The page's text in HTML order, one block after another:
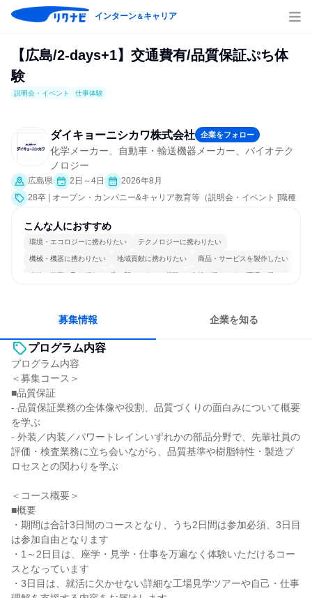
インターン＆キャリア
【広島/2-days+1】交通費有/品質保証ぷち体
験
説明会・イベント 仕事体験
ダイキョーニシカワ株式会社 企業をフォロー
化学メーカー、自動車・輸送機器メーカー、バイオテク
ノロジー
広島県 2日～4日
2026年8月
28卒 | オープン・カンパニー&キャリア教育等（説明会・イベント [職種
究]、仕事体験）
こんな人におすすめ
環境・エコロジーに携わりたい テクノロジーに携わりたい
機械・機器に携わりたい 地域貢献に携わりたい 商品・サービスを製作したい
冷静に仕事に取り組む 常に新しいものに挑戦 女性が働きやすい環境で働ける
募集情報 企業を知る
プログラム内容
プログラム内容
＜募集コース＞
■品質保証
- 品質保証業務の全体像や役割、品質づくりの面白みについて概要
を学ぶ
- 外装／内装／パワートレインいずれかの部品分野で、先輩社員の
評価・検査業務に立ち会いながら、品質基準や樹脂特性・製造プ
ロセスとの関わりを学ぶ
＜コース概要＞
■概要
・期間は合計3日間のコースとなり、うち2日間は参加必須、3日目
は参加自由となります
・1～2日目は、座学・見学・仕事を万遍なく体験いただけるコー
スとなっています
・3日目は、就活に欠かせない詳細な工場見学ツアーや自己・仕事